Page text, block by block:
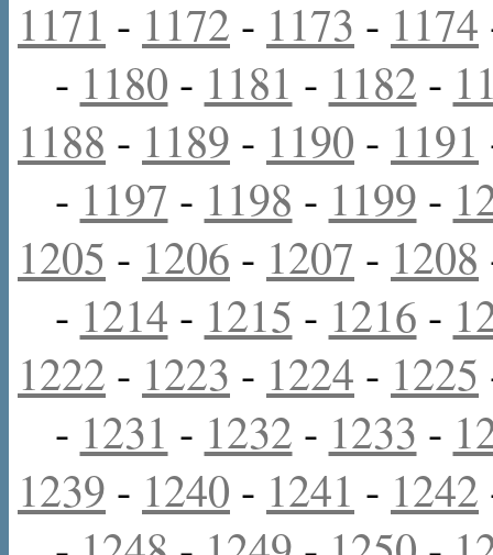
1171 - 1172 - 1173 - 1174
- 1180 - 1181 - 1182 -
1188 - 1189 - 1190 - 1191
- 1197 - 1198 - 1199 -
1205 - 1206 - 1207 - 1208
- 1214 - 1215 - 1216 -
1222 - 1223 - 1224 - 1225
- 1231 - 1232 - 1233 -
1239 - 1240 - 1241 - 1242